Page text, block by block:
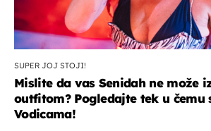
SUPER JOJ STOJI!
Mislite da vas Senidah ne može
outfitom? Pogledajte tek u čemu
Vodicama!